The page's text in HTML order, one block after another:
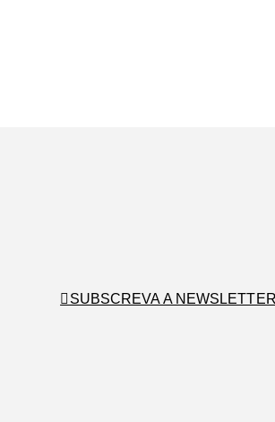
SUBSCREVA A NEWSLETTER